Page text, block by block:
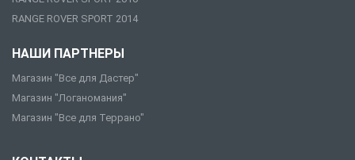
RANGE ROVER SPORT 2014
НАШИ ПАРТНЕРЫ
Магазин "Все для Дастер"
Магазин "Логаномания"
Магазин "Все для Террано"